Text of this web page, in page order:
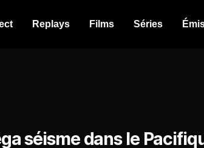
Replays Films Séries
séisme dans le